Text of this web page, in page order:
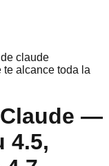
claude
te alcance toda la
—
4.5,